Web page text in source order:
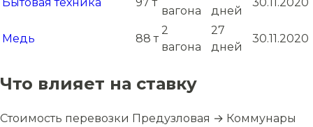
вагона
дней
Медь 88 т
2
вагона
27
дней
30.11.2020
Что влияет на ставку
Стоимость перевозки Предузловая → Коммунары